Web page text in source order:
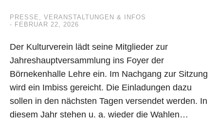
PRESSE , VERANSTALTUNGEN & INFOS
FEBRUAR 22, 2026
Der Kulturverein lädt seine Mitglieder zur
Jahreshauptversammlung ins Foyer der
Börnekenhalle Lehre ein. Im Nachgang zur Sitzung
wird ein Imbiss gereicht. Die Einladungen dazu
sollen in den nächsten Tagen versendet werden. In
diesem Jahr stehen u. a. wieder die Wahlen…